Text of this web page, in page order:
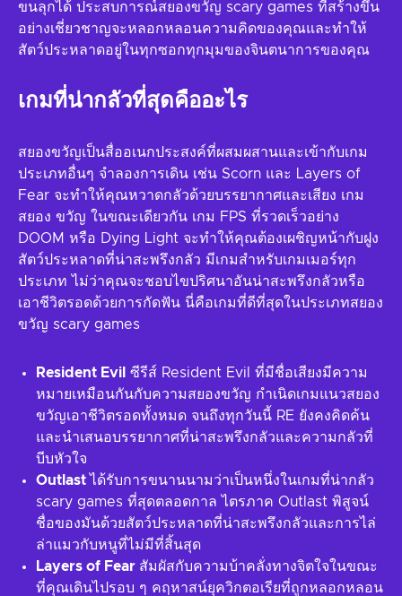
ขนลุกได้ ประสบการณ์สยองขวัญ scary games ที่สร้างขึ้น
อย่างเชี่ยวชาญจะหลอกหลอนความคิดของคุณและทำให้
สัตว์ประหลาดอยู่ในทุกซอกทุกมุมของจินตนาการของคุณ
เกมที่น่ากลัวที่สุดคืออะไร
สยองขวัญเป็นสื่ออเนกประสงค์ที่ผสมผสานและเข้ากับเกม
ประเภทอื่นๆ จำลองการเดิน เช่น Scorn และ Layers of
Fear จะทำให้คุณหวาดกลัวด้วยบรรยากาศและเสียง เกม
สยอง ขวัญ ในขณะเดียวกัน เกม FPS ที่รวดเร็วอย่าง
DOOM หรือ Dying Light จะทำให้คุณต้องเผชิญหน้ากับฝูง
สัตว์ประหลาดที่น่าสะพรึงกลัว มีเกมสำหรับเกมเมอร์ทุก
ประเภท ไม่ว่าคุณจะชอบไขปริศนาอันน่าสะพรึงกลัวหรือ
เอาชีวิตรอดด้วยการกัดฟัน นี่คือเกมที่ดีที่สุดในประเภทสยอง
ขวัญ scary games
Resident Evil ซีรีส์ Resident Evil ที่มีชื่อเสียงมีความ
หมายเหมือนกันกับความสยองขวัญ กำเนิดเกมแนวสยอง
ขวัญเอาชีวิตรอดทั้งหมด จนถึงทุกวันนี้ RE ยังคงคิดค้น
และนำเสนอบรรยากาศที่น่าสะพรึงกลัวและความกลัวที่
บีบหัวใจ
Outlast ได้รับการขนานนามว่าเป็นหนึ่งในเกมที่น่ากลัว
scary games ที่สุดตลอดกาล ไตรภาค Outlast พิสูจน์
ชื่อของมันด้วยสัตว์ประหลาดที่น่าสะพรึงกลัวและการไล่
ล่าแมวกับหนูที่ไม่มีที่สิ้นสุด
Layers of Fear สัมผัสกับความบ้าคลั่งทางจิตใจในขณะ
ที่คุณเดินไปรอบ ๆ คฤหาสน์ยุควิกตอเรียที่ถูกหลอกหลอน